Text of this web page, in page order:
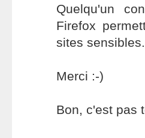
Quelqu'un
Firefox
sites
Merci :-)
Bon, c'est pas